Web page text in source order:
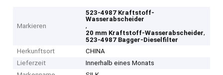
Markieren
523-4987 Kraftstoff-
Wasserabscheider
,
20 mm Kraftstoff-Wasserabscheider,
523-4987 Bagger-Dieselfilter
Herkunftsort
CHINA
Lieferzeit
Innerhalb eines Monats